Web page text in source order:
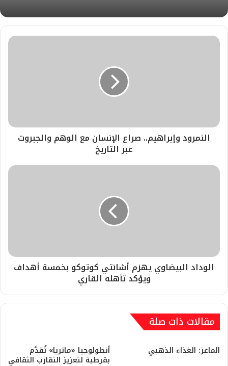
النمرود وإبراهيم.. صراع الإنسان مع الوهم والجبروت
عبر التاريخ
الوداد البيضاوي يهزم أشانتي كوتوكو بخمسة أهداف
ويؤكد تأهله القاري
مقالات ذات صلة
​الماعز: الغذاء الذهبي أنطولوجيا «ماتريا» تُقدَّم
بقرطبة لتعزيز التقارب الثقافي